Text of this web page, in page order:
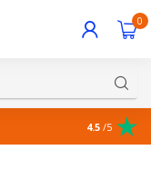
0
¡Excelente
4.5 /5